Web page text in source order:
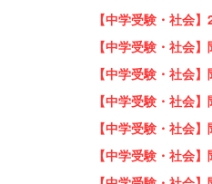
【中学受験・社会
【中学受験・社会
【中学受験・社会
【中学受験・社会
【中学受験・社会
【中学受験・社会